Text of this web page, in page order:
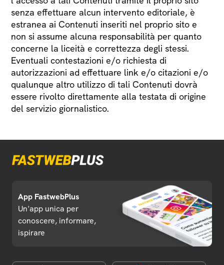
senza effettuare alcun intervento editoriale, è
estranea ai Contenuti inseriti nel proprio sito e
non si assume alcuna responsabilità per quanto
concerne la liceità e correttezza degli stessi.
Eventuali contestazioni e/o richiesta di
autorizzazioni ad effettuare link e/o citazioni e/o
qualunque altro utilizzo di tali Contenuti dovrà
essere rivolto direttamente alla testata di origine
del servizio giornalistico.
App FastwebPlus
Un'app unica per
conoscere, informare,
ispirare